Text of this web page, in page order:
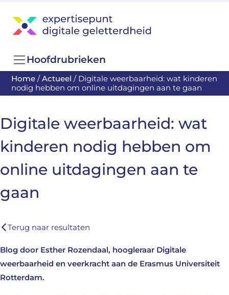
Hoofdrubrieken
Home /Actueel / Digitale weerbaarheid: wat kinderen
nodig hebben om online uitdagingen aan te gaan
Digitale weerbaarheid: wat
kinderen nodig hebben om
online uitdagingen aan te
gaan
Terug naar resultaten
Blog door Esther Rozendaal, hoogleraar Digitale
weerbaarheid en veerkracht aan de Erasmus Universiteit
Rotterdam.